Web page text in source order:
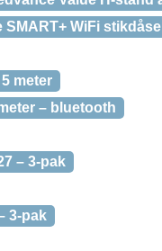
SMART+ WiFi stikdåse
meter
– bluetooth
– 3-pak
3-pak